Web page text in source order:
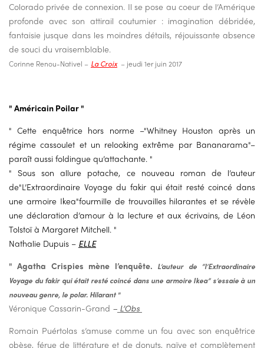
Colorado privée de connexion. Il se pose au coeur de l’Amérique
profonde avec son attirail coutumier : imagination débridée,
fantaisie jusque dans les moindres détails, réjouissante absence
de souci du vraisemblable.
Corinne Renou-Nativel – La Croix – jeudi 1er juin 2017
" Américain Poilar "
" Cette enquêtrice hors norme –"Whitney Houston après un
régime cassoulet et un relooking extrême par Bananarama"–
paraît aussi foldingue qu’attachante. "
" Sous son allure potache, ce nouveau roman de l’auteur
de"L’Extraordinaire Voyage du fakir qui était resté coincé dans
une armoire Ikea"fourmille de trouvailles hilarantes et se révèle
une déclaration d’amour à la lecture et aux écrivains, de Léon
Tolstoï à Margaret Mitchell. "
Nathalie Dupuis – ELLE
" Agatha Crispies mène l’enquête. L’auteur de “l’Extraordinaire
Voyage du fakir qui était resté coincé dans une armoire Ikea” s’essaie à un
nouveau genre, le polar. Hilarant "
Véronique Cassarin-Grand – L’Obs
Romain Puértolas s’amuse comme un fou avec son enquêtrice
obèse, férue de littérature et de donuts, naïve et complètement